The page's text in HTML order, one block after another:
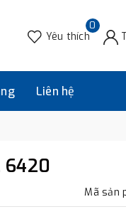
0
Yêu thích
Liên hệ
6420
Mã sản